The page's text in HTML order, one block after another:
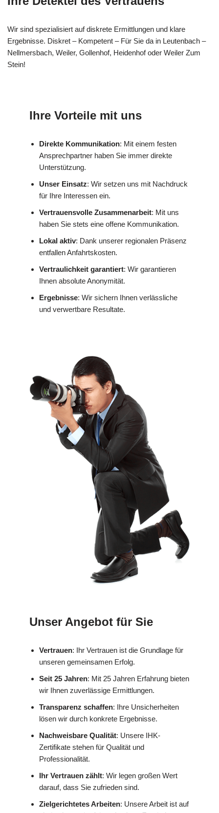
Wir sind spezialisiert auf diskrete Ermittlungen und klare
Ergebnisse. Diskret – Kompetent – Für Sie da in Leutenbach –
Nellmersbach, Weiler, Gollenhof, Heidenhof oder Weiler Zum
Stein!
Ihre Vorteile mit uns
Direkte Kommunikation: Mit einem festen
Ansprechpartner haben Sie immer direkte
Unterstützung.
Unser Einsatz: Wir setzen uns mit Nachdruck
für Ihre Interessen ein.
Vertrauensvolle Zusammenarbeit: Mit uns
haben Sie stets eine offene Kommunikation.
Lokal aktiv: Dank unserer regionalen Präsenz
entfallen Anfahrtskosten.
Vertraulichkeit garantiert: Wir garantieren
Ihnen absolute Anonymität.
Ergebnisse: Wir sichern Ihnen verlässliche
und verwertbare Resultate.
Unser Angebot für Sie
Vertrauen: Ihr Vertrauen ist die Grundlage für
unseren gemeinsamen Erfolg.
Seit 25 Jahren: Mit 25 Jahren Erfahrung bieten
wir Ihnen zuverlässige Ermittlungen.
Transparenz schaffen: Ihre Unsicherheiten
lösen wir durch konkrete Ergebnisse.
Nachweisbare Qualität: Unsere IHK-
Zertifikate stehen für Qualität und
Professionalität.
Ihr Vertrauen zählt: Wir legen großen Wert
darauf, dass Sie zufrieden sind.
Zielgerichtetes Arbeiten: Unsere Arbeit ist auf